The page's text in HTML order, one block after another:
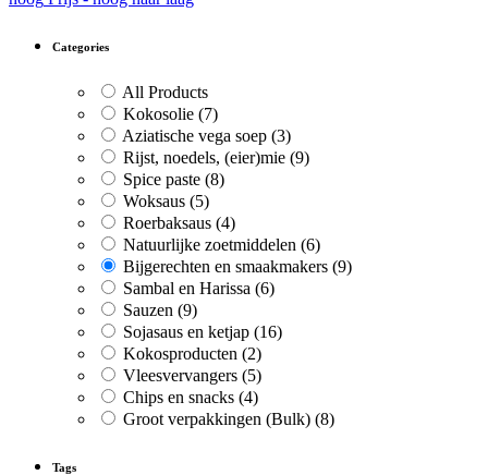
Categories
All Products
Kokosolie (7)
Aziatische vega soep (3)
Rijst, noedels, (eier)mie (9)
Spice paste (8)
Woksaus (5)
Roerbaksaus (4)
Natuurlijke zoetmiddelen (6)
Bijgerechten en smaakmakers (9)
Sambal en Harissa (6)
Sauzen (9)
Sojasaus en ketjap (16)
Kokosproducten (2)
Vleesvervangers (5)
Chips en snacks (4)
Groot verpakkingen (Bulk) (8)
Tags